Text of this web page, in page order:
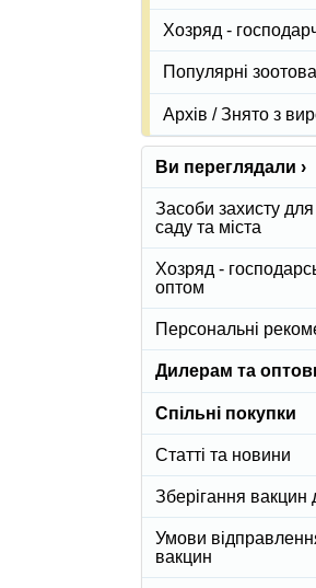
Хозряд -
Популярні
Архів / Знято з
Ви переглядали ›
Засоби захисту для
саду та міста
Хозряд -
оптом
Персональні
Дилерам та
Спільні покупки
Статті та новини
Зберігання вакцин
Умови
вакцин